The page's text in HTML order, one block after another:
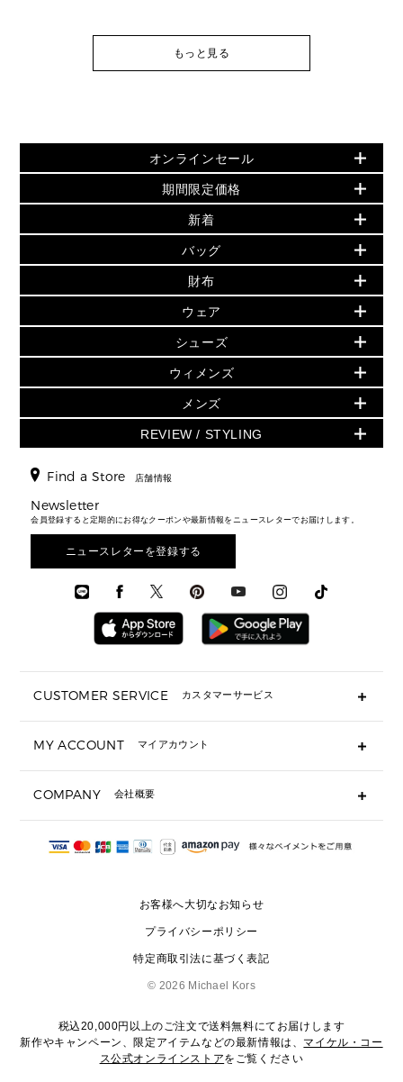
もっと見る
オンラインセール
PRODUCT OF THE MONTH - 今月の特別価格
再値下げアイテム
追加アイテム
旗艦店からアウトレットに入荷
▶ ウィメンズすべて(ウェア・シューズ除く)
バッグ
財布・小物
ウェア
シューズ
時計・ジュエリー
アクセサリー
メンズ 財布・小物
メンズ シューズ
メンズ 時計・その他
期間限定価格
▶ ウィメンズすべて
バッグ
財布・小物
シューズ
ウェア
▶ メンズすべて
新着
初夏のスタイル
▶ すべて
▶ ウィメンズすべて
バッグ
財布・小物
アクセサリー
フレグランス
シューズ
▶ メンズすべて
メンズ財布・小物
メンズアクセサリー
メンズウェア
バッグ
人気の定番アイテム
日本限定 - バッグ
▶ ウィメンズすべて
ハンドバッグ・サッチェル
トートバッグ
ショルダーバッグ
クロスボディ・斜め掛け
トラベル
3 IN 1 / 2 IN 1 バッグ
▶ メンズすべて
財布
日本限定 - 財布・小物
▶ ウィメンズすべて
GREENWICH
ミニ財布・フラグメントケース
折り財布(二つ折り・三つ折り)
長財布
▶ メンズすべて
お財布レビュー ▸
ウェア
▶ ウィメンズすべて
トップス
スカート・パンツ
ワンピース・ドレス
ジャケット・アウター
▶ メンズすべて
シューズ
▶ ウィメンズすべて
サンダル
スニーカー
▶ メンズすべて
ウィメンズ
人気の定番アイテム
▶ ウィメンズすべて
▶ バッグすべて
通勤・通学アイテム
ミニ財布・フラグメントケース
▶ 小物すべて
定期ケース・カードケース・名刺入れ
サンダル
スニーカー
▶ ウェア
メンズ
▶ メンズすべて
財布・小物
時計・ジュエリー
アクセサリー
REVIEW / STYLING
エディターレビュー
Find a Store 店舗情報
Newsletter
会員登録すると定期的にお得なクーポンや最新情報をニュースレターでお届けします。
ニュースレターを登録する
CUSTOMER SERVICE カスタマーサービス
ギフト用にラッピングができますか？
ショッピングバッグを購入商品分送ってもらえますか？
注文後に完了メールが受信できないのですが？
サイズ交換はできますか？
MY ACCOUNT マイアカウント
COMPANY 会社概要
会社概要
お客様へ大切なお知らせ
プライバシーポリシー
特定商取引法に基づく表記
© 2026 Michael Kors
税込20,000円以上のご注文で送料無料にてお届けします
新作やキャンペーン、限定アイテムなどの最新情報は、 マイケル・コー
ス公式オンラインストアをご覧ください